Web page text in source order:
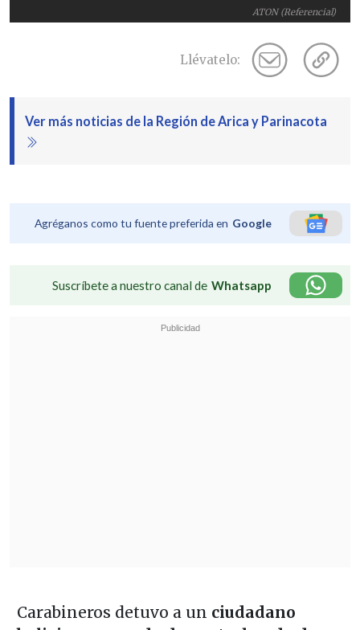
ATON (Referencial)
Llévatelo:
Ver más noticias de la Región de Arica y Parinacota
Agréganos como tu fuente preferida en Google
Suscríbete a nuestro canal de Whatsapp
Carabineros detuvo a un ciudadano